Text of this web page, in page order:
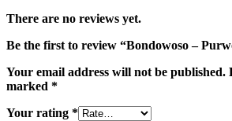
There are no reviews yet.
Be the first to review “Bondowoso –
Your email address will not be published.
marked *
Your rating *